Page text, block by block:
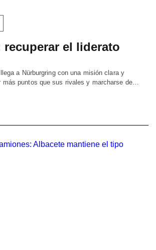
recuperar el liderato
a Nürburgring con una misión clara y
más puntos que sus rivales y marcharse de…